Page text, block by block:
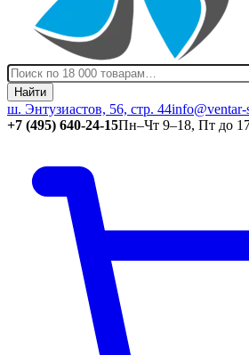
Найти
ш. Энтузиастов, 56, стр. 44info@ventar-
+7 (495) 640-24-15Пн–Чт 9–18, Пт до